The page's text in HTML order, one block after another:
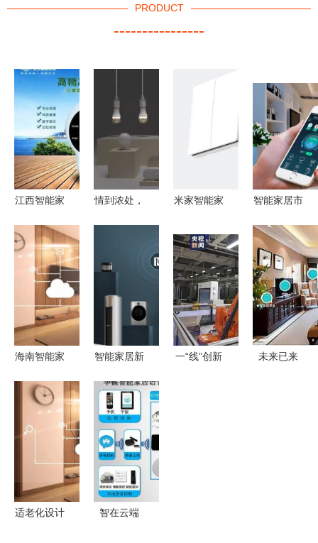
PRODUCT
----------------
江西智能家
代理,上饶
甲醛检测仪
新飞专业生
产
情到浓处，
的新情感表
米家智能家
得优先购买
的推荐
智能家居市
的深度思考
海南智能家
与热门设备
智能家居新
的连接与创
新的增值服
务双轮驱动
体验升级
一“线”创新
未来已来
适老化设计
智在云端